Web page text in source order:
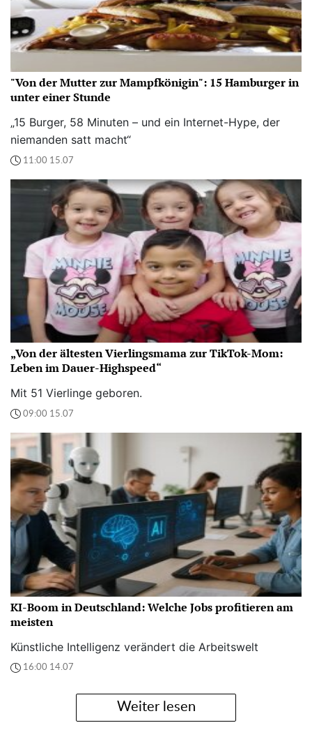
"Von der Mutter zur Mampfkönigin": 15 Hamburger in
unter einer Stunde
„15 Burger, 58 Minuten – und ein Internet-Hype, der
niemanden satt macht“
11:00 15.07
„Von der ältesten Vierlingsmama zur TikTok-Mom:
Leben im Dauer-Highspeed“
Mit 51 Vierlinge geboren.
09:00 15.07
KI-Boom in Deutschland: Welche Jobs profitieren am
meisten
Künstliche Intelligenz verändert die Arbeitswelt
16:00 14.07
Weiter lesen